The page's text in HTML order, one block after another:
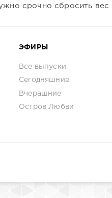
срочно сбросить вес
ЭФИРЫ
Все выпуски
Сегодняшние
Вчерашние
Остров Любви